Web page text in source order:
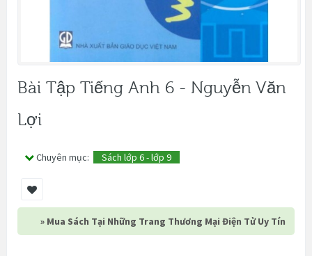
Bài Tập Tiếng Anh 6 - Nguyễn Văn
Lợi
Chuyên mục: Sách lớp 6 - lớp 9
» Mua Sách Tại Những Trang Thương Mại Điện Tử Uy Tín